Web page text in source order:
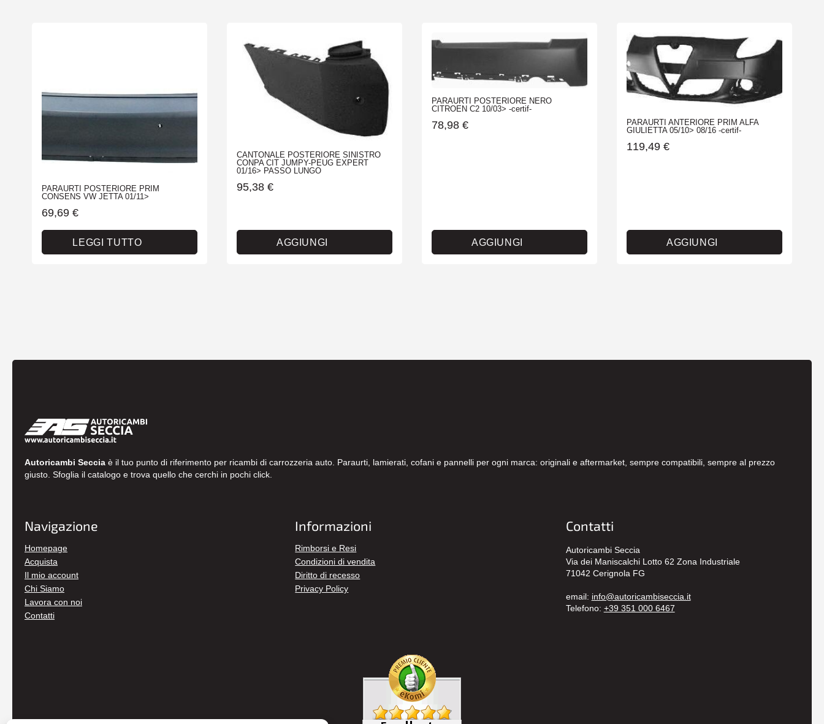
PARAURTI POSTERIORE PRIM
CONSENS VW JETTA 01/11>
69,69 €
LEGGI TUTTO
CANTONALE POSTERIORE SINISTRO
CONPA CIT JUMPY-PEUG EXPERT
01/16> PASSO LUNGO
95,38 €
AGGIUNGI
PARAURTI POSTERIORE NERO
CITROEN C2 10/03> -certif-
78,98 €
AGGIUNGI
PARAURTI ANTERIORE PRIM ALFA
GIULIETTA 05/10> 08/16 -certif-
119,49 €
AGGIUNGI
Autoricambi Seccia è il tuo punto di riferimento per ricambi di carrozzeria auto. Paraurti, lamierati, cofani e pannelli per ogni marca: originali e aftermarket, sempre compatibili, sempre al prezzo
giusto. Sfoglia il catalogo e trova quello che cerchi in pochi click.
Navigazione
Homepage
Acquista
Il mio account
Chi Siamo
Lavora con noi
Contatti
Informazioni
Rimborsi e Resi
Condizioni di vendita
Diritto di recesso
Privacy Policy
Contatti
Autoricambi Seccia
Via dei Maniscalchi Lotto 62 Zona Industriale
71042 Cerignola FG
email: info@autoricambiseccia.it
Telefono: +39 351 000 6467